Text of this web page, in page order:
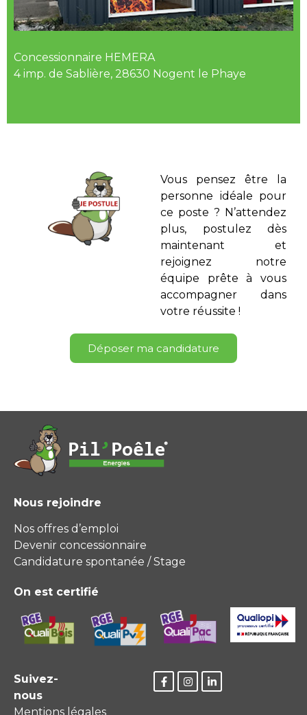
Concessionnaire HEMERA
4 imp. de Sablière, 28630 Nogent le Phaye
Vous pensez être la
personne idéale pour
ce poste ? N’attendez
plus, postulez dès
maintenant et
rejoignez notre
équipe prête à vous
accompagner dans
votre réussite !
Déposer ma candidature
Nous rejoindre
Nos offres d’emploi
Devenir concessionnaire
Candidature spontanée / Stage
On est certifié
Suivez-
nous
Mentions légales